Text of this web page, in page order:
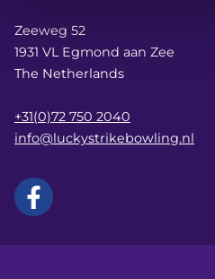
Zeeweg 52
1931 VL Egmond aan Zee
The Netherlands
+31(0)72 750 2040
info@luckystrikebowling.nl